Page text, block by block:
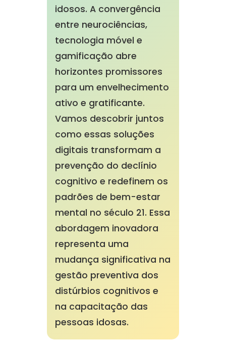
idosos. A convergência
entre neurociências,
tecnologia móvel e
gamificação abre
horizontes promissores
para um envelhecimento
ativo e gratificante.
Vamos descobrir juntos
como essas soluções
digitais transformam a
prevenção do declínio
cognitivo e redefinem os
padrões de bem-estar
mental no século 21. Essa
abordagem inovadora
representa uma
mudança significativa na
gestão preventiva dos
distúrbios cognitivos e
na capacitação das
pessoas idosas.